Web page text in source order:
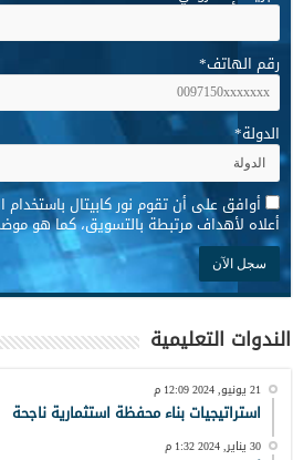
رقم الهاتف*
الدولة*
* أوافق على أن تقوم نور كابيتال
أعلاه لأهداف مرتبطة بالتسويق، كما هو
الندوات التعليمية
21 يونيو, 2024 12:09 م
استراتيجيات بناء محفظة استثمارية ناجحة
30 يناير, 2024 1:32 م